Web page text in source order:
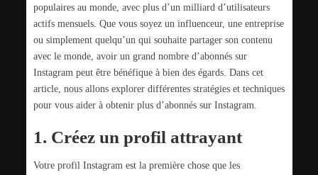
populaires au monde, avec plus d’un milliard d’utilisateurs
actifs mensuels. Que vous soyez un influenceur, une entreprise
ou simplement quelqu’un qui souhaite partager son contenu
avec le monde, avoir un grand nombre d’abonnés sur
Instagram peut être bénéfique à bien des égards. Dans cet
article, nous allons explorer différentes stratégies et techniques
pour vous aider à obtenir plus d’abonnés sur Instagram.
1. Créez un profil attrayant
Votre profil Instagram est la première chose que les